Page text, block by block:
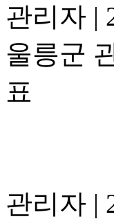
관리자 |
울릉군
표
관리자 |